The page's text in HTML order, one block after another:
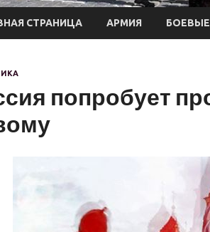
СТРАНИЦА АРМИЯ
попробует